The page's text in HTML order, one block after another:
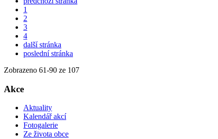
1
2
3
4
další stránka
poslední stránka
Zobrazeno 61-90 ze 107
Akce
Aktuality
Kalendář akcí
Fotogalerie
Ze života obce